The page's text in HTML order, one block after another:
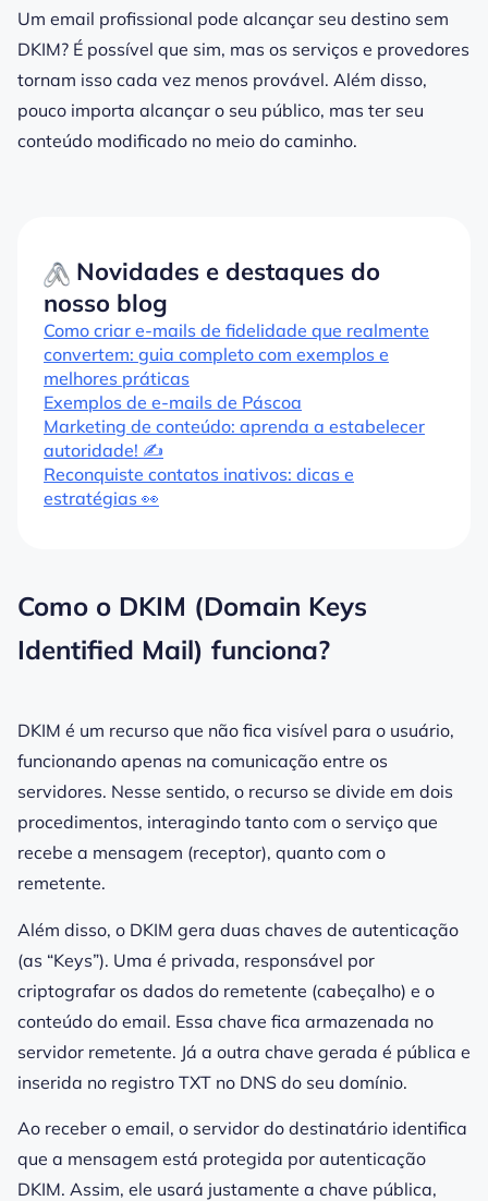
Um email profissional pode alcançar seu destino sem
DKIM? É possível que sim, mas os serviços e provedores
tornam isso cada vez menos provável. Além disso,
pouco importa alcançar o seu público, mas ter seu
conteúdo modificado no meio do caminho.
Novidades e destaques do
nosso blog
Como criar e-mails de fidelidade que realmente
convertem: guia completo com exemplos e
melhores práticas
Exemplos de e-mails de Páscoa
Marketing de conteúdo: aprenda a estabelecer
autoridade! ✍️
Reconquiste contatos inativos: dicas e
estratégias 👀
Como o DKIM (Domain Keys
Identified Mail) funciona?
DKIM é um recurso que não fica visível para o usuário,
funcionando apenas na comunicação entre os
servidores. Nesse sentido, o recurso se divide em dois
procedimentos, interagindo tanto com o serviço que
recebe a mensagem (receptor), quanto com o
remetente.
Além disso, o DKIM gera duas chaves de autenticação
(as “Keys”). Uma é privada, responsável por
criptografar os dados do remetente (cabeçalho) e o
conteúdo do email. Essa chave fica armazenada no
servidor remetente. Já a outra chave gerada é pública e
inserida no registro TXT no DNS do seu domínio.
Ao receber o email, o servidor do destinatário identifica
que a mensagem está protegida por autenticação
DKIM. Assim, ele usará justamente a chave pública,